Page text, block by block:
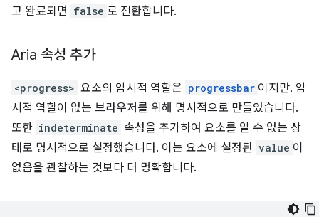
고 완료되면 false 로 전환합니다.
Aria 속성 추가
<progress> 요소의 암시적 역할은 progressbar 이지만, 암
시적 역할이 없는 브라우저를 위해 명시적으로 만들었습니다.
또한 indeterminate 속성을 추가하여 요소를 알 수 없는 상
태로 명시적으로 설정했습니다. 이는 요소에 설정된 value 이
없음을 관찰하는 것보다 더 명확합니다.